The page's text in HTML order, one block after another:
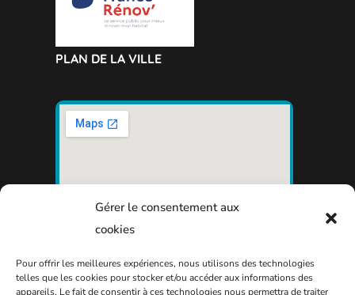
Gérer le consentement aux
cookies
Pour offrir les meilleures expériences, nous utilisons des technologies
telles que les cookies pour stocker et/ou accéder aux informations des
appareils. Le fait de consentir à ces technologies nous permettra de traiter
PLAN DE LA VILLE